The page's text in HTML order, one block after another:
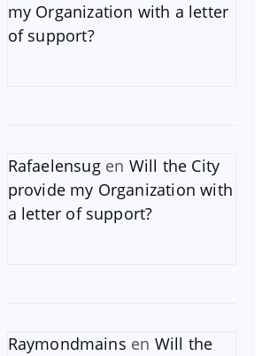
my Organization with a letter
of support?
Rafaelensugen Will the City
provide my Organization with
a letter of support?
Raymondmains en Will the